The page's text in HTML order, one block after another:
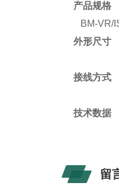
产品规格
BM-VR/
外形尺寸
接线方式
技术数据
留